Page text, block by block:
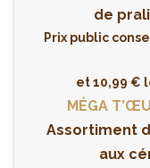
de
Prix public
et 10,99 €
MÉGA
Assortiment
aux